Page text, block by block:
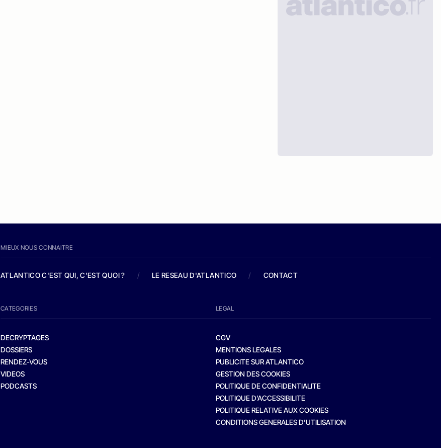
MIEUX NOUS CONNAITRE
ATLANTICO C'EST QUI, C'EST QUOI ? / LE RESEAU D'ATLANTICO / CONTACT
CATEGORIES
DECRYPTAGES
DOSSIERS
RENDEZ-VOUS
VIDEOS
PODCASTS
LEGAL
CGV
MENTIONS LEGALES
PUBLICITE SUR ATLANTICO
GESTION DES COOKIES
POLITIQUE DE CONFIDENTIALITE
POLITIQUE D’ACCESSIBILITE
POLITIQUE RELATIVE AUX COOKIES
CONDITIONS GENERALES D’UTILISATION